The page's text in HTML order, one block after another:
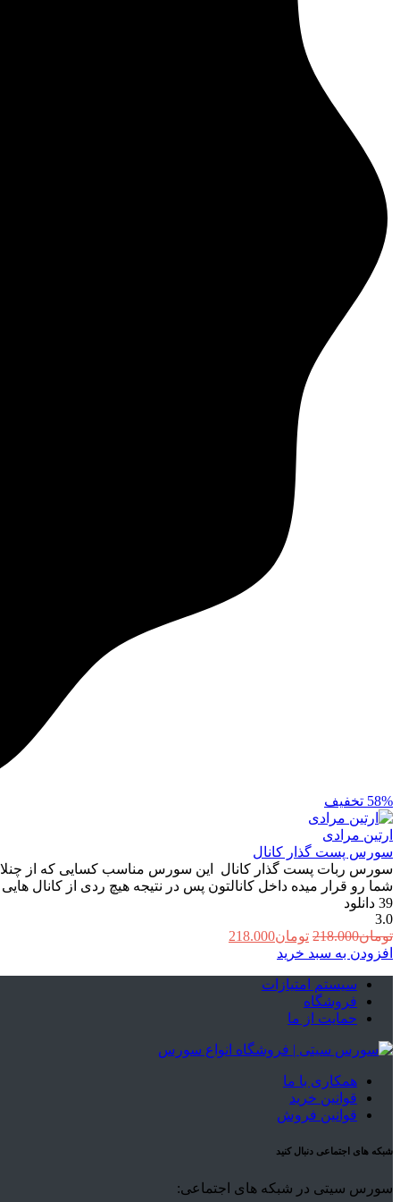
58% تخفیف
ارتین مرادی
سورس پست گذار کانال
سورس ربات پست گذار کانال این سورس مناسب کسایی که از چنلا
شما رو قرار میده داخل کانالتون پس در نتیجه هیچ ردی از کانال
39 دانلود
3.0
تومان218.000 قیمت
اصلی:
بود.
تومان218.000
افزودن به سبد خرید
سیستم امتیازات
فروشگاه
حمایت از ما
همکاری با ما
قوانین خرید
قوانین فروش
شبکه های اجتماعی دنبال کنید
سورس سیتی در شبکه های اجتماعی: